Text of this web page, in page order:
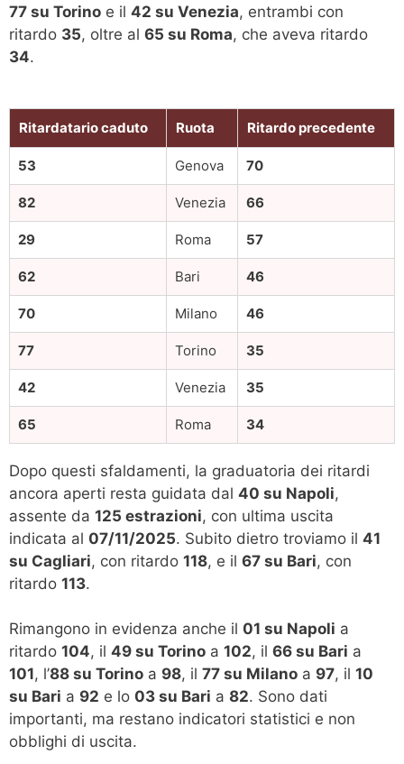
77 su Torino e il 42 su Venezia, entrambi con
ritardo 35, oltre al 65 su Roma, che aveva ritardo
34.
Ritardatario caduto Ruota Ritardo precedente
53 Genova 70
82 Venezia 66
29 Roma 57
62 Bari 46
70 Milano 46
77 Torino 35
42 Venezia 35
65 Roma 34
Dopo questi sfaldamenti, la graduatoria dei ritardi
ancora aperti resta guidata dal 40 su Napoli,
assente da 125 estrazioni, con ultima uscita
indicata al 07/11/2025. Subito dietro troviamo il 41
su Cagliari, con ritardo 118, e il 67 su Bari, con
ritardo 113.
Rimangono in evidenza anche il 01 su Napoli a
ritardo 104, il 49 su Torino a 102, il 66 su Bari a
101, l’88 su Torino a 98, il 77 su Milano a 97, il 10
su Bari a 92 e lo 03 su Bari a 82. Sono dati
importanti, ma restano indicatori statistici e non
obblighi di uscita.